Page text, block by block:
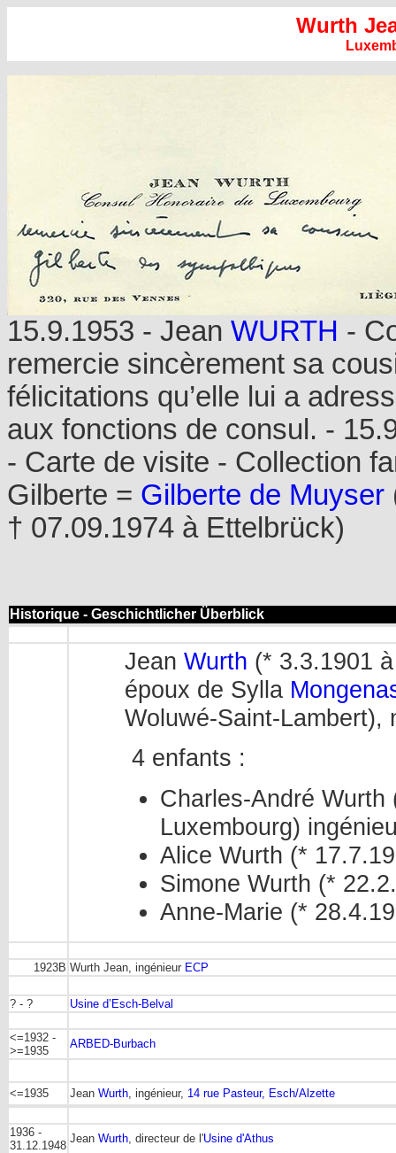
Wurth
15.9.1953 - Jean WURTH -
remercie sincèrement sa
félicitations qu’elle lui a
aux fonctions de consul. -
- Carte de visite - Collection
Gilberte = Gilberte de Muyser
† 07.09.1974 à Ettelbrück)
Historique - Geschichtlicher Überblick
Jean Wurth (* 3.3.1901
époux de Sylla
Woluwé-Saint-Lambert),
4 enfants :
Charles-André
Luxembourg)
Alice Wurth (*
Simone Wurth (*
Anne-Marie (*
1923B Wurth Jean, ingénieur ECP
? - ? Usine d’Esch-Belval
<=1932 -
>=1935
ARBED-Burbach
<=1935 Jean Wurth, ingénieur, 14 rue Pasteur, Esch/Alzette
1936 -
31.12.1948
Jean Wurth, directeur de l'Usine d'Athus